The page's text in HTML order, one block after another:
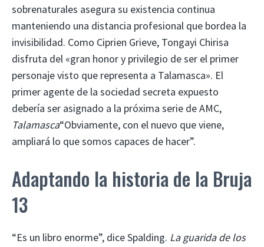
sobrenaturales asegura su existencia continua
manteniendo una distancia profesional que bordea la
invisibilidad. Como Ciprien Grieve, Tongayi Chirisa
disfruta del «gran honor y privilegio de ser el primer
personaje visto que representa a Talamasca». El
primer agente de la sociedad secreta expuesto
debería ser asignado a la próxima serie de AMC,
Talamasca“Obviamente, con el nuevo que viene,
ampliará lo que somos capaces de hacer”.
Adaptando la historia de la Bruja
13
“Es un libro enorme”, dice Spalding. La guarida de los